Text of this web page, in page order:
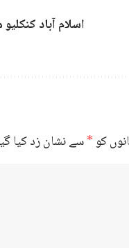
اسلام آباد
کو*سے نشان زد کیا